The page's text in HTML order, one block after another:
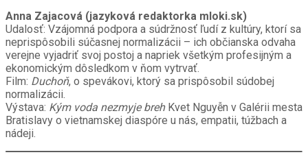
Anna Zajacová (jazyková redaktorka mloki.sk)
Udalosť: Vzájomná podpora a súdržnosť ľudí z kultúry, ktorí sa
neprispôsobili súčasnej normalizácii – ich občianska odvaha
verejne vyjadriť svoj postoj a napriek všetkým profesijným a
ekonomickým dôsledkom v ňom vytrvať.
Film: Duchoň, o spevákovi, ktorý sa prispôsobil súdobej
normalizácii.
Výstava: Kým voda nezmyje brehKvet Nguyễn v Galérii mesta
Bratislavy o vietnamskej diaspóre u nás, empatii, túžbach a
nádeji.